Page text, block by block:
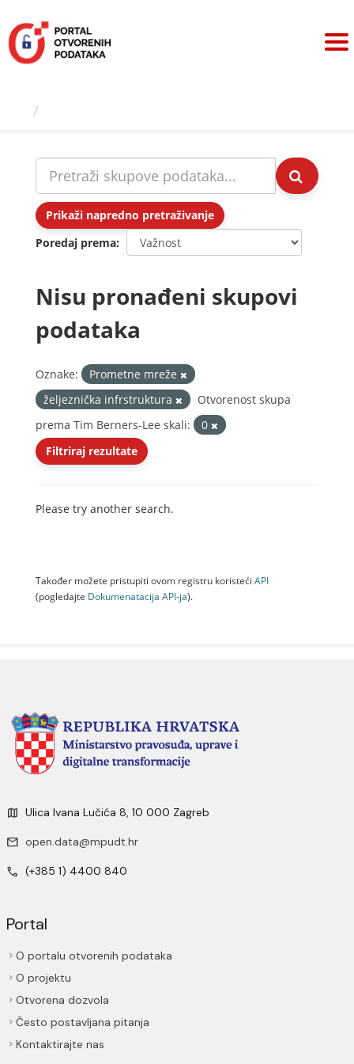
sadržaj
Prikaži napredno pretraživanje
Poredaj prema
Nisu pronađeni skupovi
podataka
Oznake:
Prometne mreže
željeznička infrstruktura
Otvorenost skupa
prema Tim Berners-Lee skali:
0
Filtriraj rezultate
Please try another search.
Također možete pristupiti ovom registru koristeći API
(pogledajte Dokumenаtаcijа API-jа).